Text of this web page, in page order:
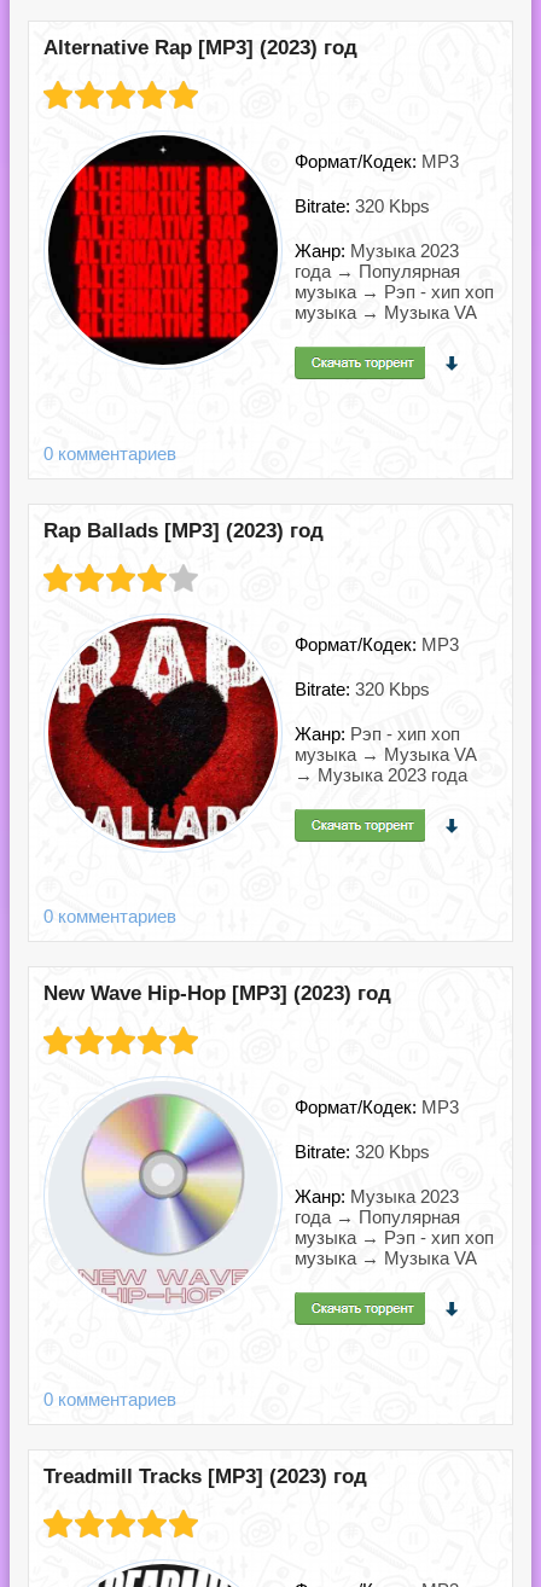
Alternative Rap [MP3] (2023) год
Формат/Кодек: MP3
Bitrate: 320 Kbps
Жанр: Музыка 2023
года → Популярная
музыка → Рэп - хип хоп
музыка → Музыка VA
0 комментариев
Rap Ballads [MP3] (2023) год
Формат/Кодек: MP3
Bitrate: 320 Kbps
Жанр: Рэп - хип хоп
музыка → Музыка VA
→ Музыка 2023 года
0 комментариев
New Wave Hip-Hop [MP3] (2023) год
Формат/Кодек: MP3
Bitrate: 320 Kbps
Жанр: Музыка 2023
года → Популярная
музыка → Рэп - хип хоп
музыка → Музыка VA
0 комментариев
Treadmill Tracks [MP3] (2023) год